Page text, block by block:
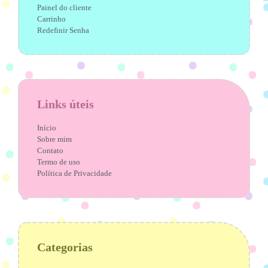
Painel do cliente
Carrinho
Redefinir Senha
Links úteis
Início
Sobre mim
Contato
Termo de uso
Política de Privacidade
Categorias